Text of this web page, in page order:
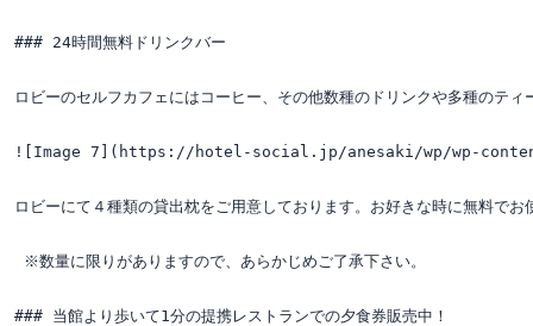
### 24時間無料ドリンクバー
ロビーのセルフカフェにはコーヒー、その他数種のドリンクや多種
![Image 7](https://hotel-social.jp/anesaki/wp/wp-content/
ロビーにて４種類の貸出枕をご用意しております。お好きな時に無料で
※数量に限りがありますので、あらかじめご了承下さい。
### 当館より歩いて1分の提携レストランでの夕食券販売中！